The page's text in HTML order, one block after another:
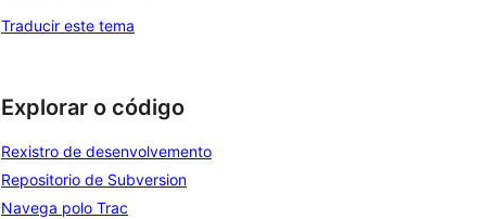
Traducir este tema
Explorar o código
Rexistro de desenvolvemento
Repositorio de Subversion
Navega polo Trac